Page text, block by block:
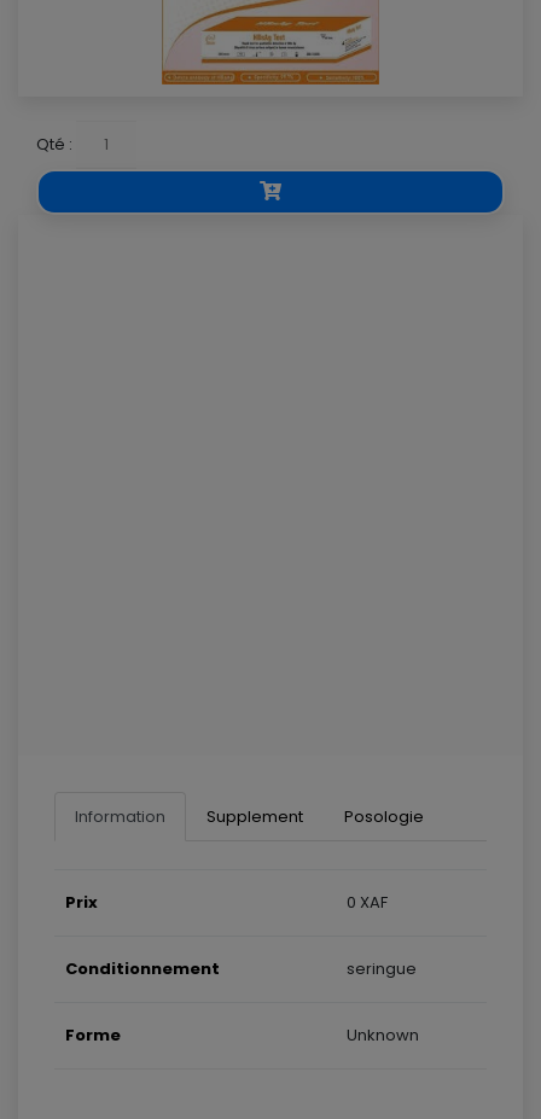
Qté :
Information Supplement Posologie
Prix 0 XAF
Conditionnement seringue
Forme Unknown